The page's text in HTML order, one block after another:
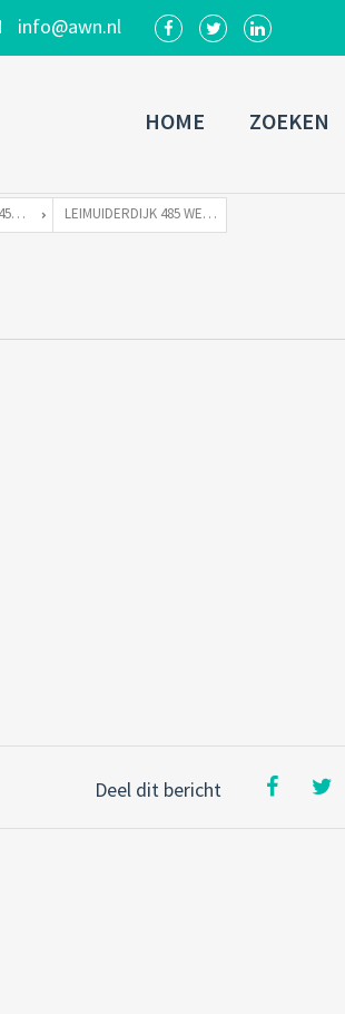
info@awn.nl
HOME ZOEKEN
KERKLAAN 21-W TE 2451 VX LEIMUIDEN LEIMUIDERDIJK 485 WETERINGBRUG-43
Deel dit bericht